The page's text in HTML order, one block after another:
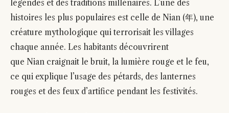
légendes et des traditions millénaires. L’une des
histoires les plus populaires est celle de Nian (年), une
créature mythologique qui terrorisait les villages
chaque année. Les habitants découvrirent
que Nian craignait le bruit, la lumière rouge et le feu,
ce qui explique l’usage des pétards, des lanternes
rouges et des feux d’artifice pendant les festivités.